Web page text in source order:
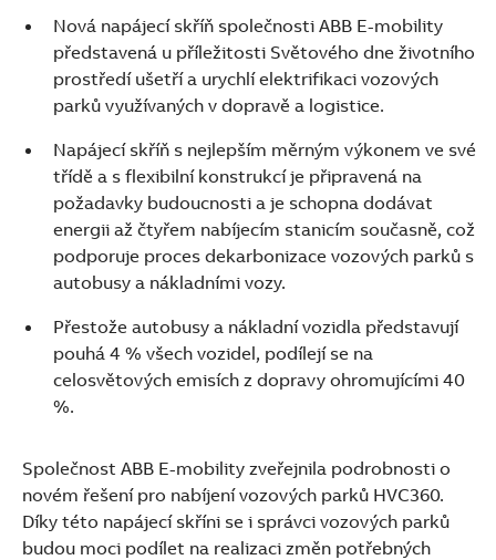
Suggestions
Products
See more products
Shopping list preview
Nová napájecí skříň společnosti ABB E-mobility
představená u příležitosti Světového dne životního
prostředí ušetří a urychlí elektrifikaci vozových
parků využívaných v dopravě a logistice.
Napájecí skříň s nejlepším měrným výkonem ve své
třídě a s flexibilní konstrukcí je připravená na
požadavky budoucnosti a je schopna dodávat
energii až čtyřem nabíjecím stanicím současně, což
podporuje proces dekarbonizace vozových parků s
autobusy a nákladními vozy.
Přestože autobusy a nákladní vozidla představují
pouhá 4 % všech vozidel, podílejí se na
celosvětových emisích z dopravy ohromujícími 40
%.
Společnost ABB E-mobility zveřejnila podrobnosti o
novém řešení pro nabíjení vozových parků HVC360.
Díky této napájecí skříni se i správci vozových parků
budou moci podílet na realizaci změn potřebných